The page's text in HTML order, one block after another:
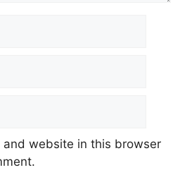
and website in this browser